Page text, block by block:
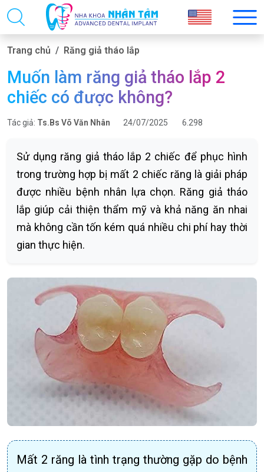
Trang chủ Răng giả tháo lắp
Muốn làm răng giả tháo lắp 2
chiếc có được không?
Tác giả: Ts.Bs Võ Văn Nhân 24/07/2025 6.298
Sử dụng răng giả tháo lắp 2 chiếc để phục hình
trong trường hợp bị mất 2 chiếc răng là giải pháp
được nhiều bệnh nhân lựa chọn. Răng giả tháo
lắp giúp cải thiện thẩm mỹ và khả năng ăn nhai
mà không cần tốn kém quá nhiều chi phí hay thời
gian thực hiện.
Mất 2 răng là tình trạng thường gặp do bệnh